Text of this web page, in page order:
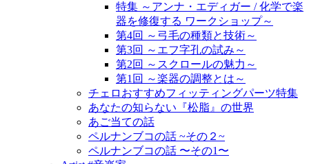
特集 ～アンナ・エディガー / 化学で楽
器を修復する ワークショップ～
第4回 ～弓毛の種類と技術～
第3回 ～エフ字孔の試み～
第2回 ～スクロールの魅力～
第1回 ～楽器の調整とは～
チェロおすすめフィッティングパーツ特集
あなたの知らない『松脂』の世界
あご当ての話
ペルナンブコの話 ~その２~
ペルナンブコの話 〜その1〜